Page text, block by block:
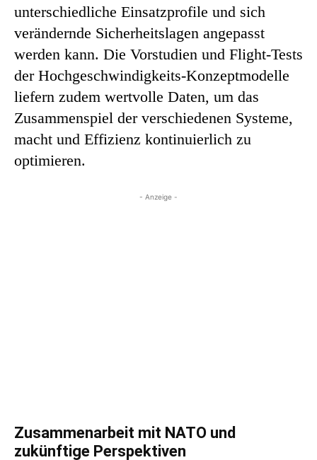
unterschiedliche Einsatzprofile und sich
verändernde Sicherheitslagen angepasst
werden kann. Die Vorstudien und Flight-Tests
der Hochgeschwindigkeits-Konzeptmodelle
liefern zudem wertvolle Daten, um das
Zusammenspiel der verschiedenen Systeme,
macht und Effizienz kontinuierlich zu
optimieren.
- Anzeige -
Zusammenarbeit mit NATO und
zukünftige Perspektiven